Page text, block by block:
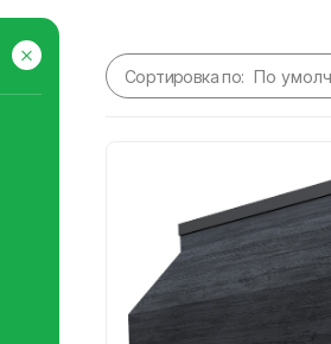
Сортировка по: